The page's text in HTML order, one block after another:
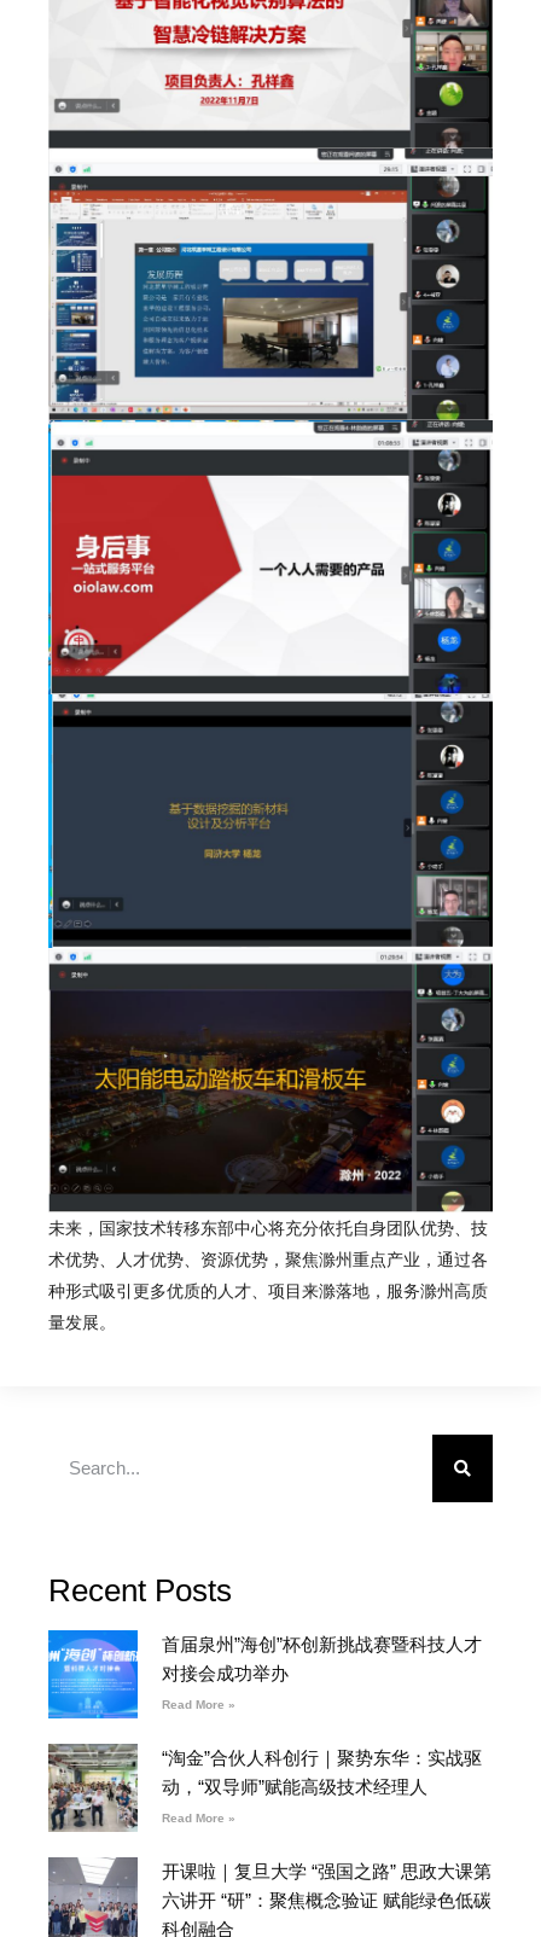
未来，国家技术转移东部中心将充分依托自身团队优势、技
术优势、人才优势、资源优势，聚焦滁州重点产业，通过各
种形式吸引更多优质的人才、项目来滁落地，服务滁州高质
量发展。
Recent Posts
首届泉州”海创”杯创新挑战赛暨科技人才
对接会成功举办
Read More »
“淘金”合伙人科创行｜聚势东华：实战驱
动，“双导师”赋能高级技术经理人
Read More »
开课啦｜复旦大学 “强国之路” 思政大课第
六讲开 “研”：聚焦概念验证 赋能绿色低碳
科创融合